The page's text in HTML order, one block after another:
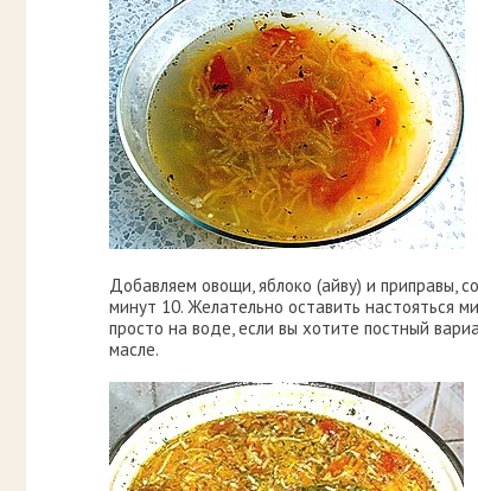
Добавляем овощи, яблоко (айву) и приправы,
минут 10. Желательно оставить настояться
просто на воде, если вы хотите постный
масле.